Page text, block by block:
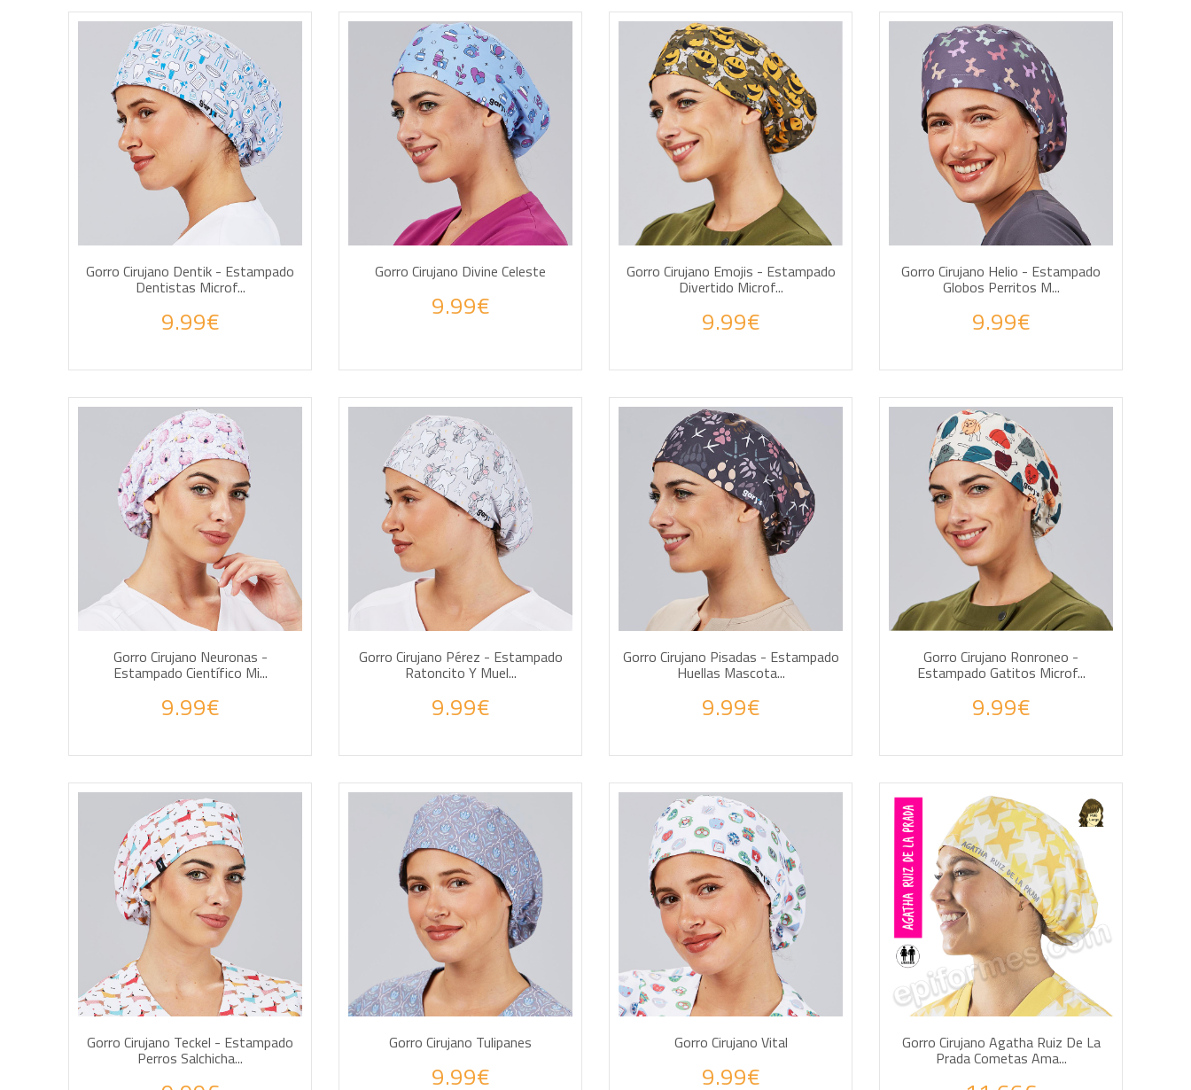
Gorro Cirujano Dentik - Estampado
Dentistas Microf...
9.99€
Gorro Cirujano Divine Celeste
9.99€
Gorro Cirujano Emojis - Estampado
Divertido Microf...
9.99€
Gorro Cirujano Helio - Estampado
Globos Perritos M...
9.99€
Gorro Cirujano Neuronas -
Estampado Científico Mi...
9.99€
Gorro Cirujano Pérez - Estampado
Ratoncito Y Muel...
9.99€
Gorro Cirujano Pisadas - Estampado
Huellas Mascota...
9.99€
Gorro Cirujano Ronroneo -
Estampado Gatitos Microf...
9.99€
Gorro Cirujano Teckel - Estampado
Perros Salchicha...
Gorro Cirujano Tulipanes
9.99€
Gorro Cirujano Vital
9.99€
Gorro Cirujano Agatha Ruiz De La
Prada Cometas Ama...